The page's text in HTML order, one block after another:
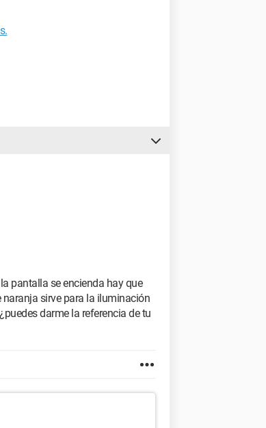
pantalla se encienda hay que
naranja sirve para la iluminación
darme la referencia de tu